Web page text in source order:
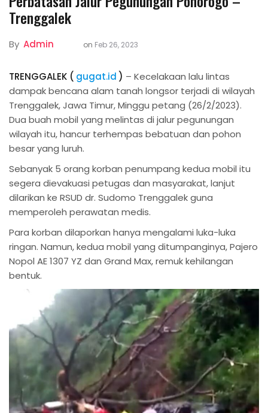
Trenggalek
By Admin on Feb 26, 2023
TRENGGALEK ( gugat.id ) – Kecelakaan lalu lintas
dampak bencana alam tanah longsor terjadi di wilayah
Trenggalek, Jawa Timur, Minggu petang (26/2/2023).
Dua buah mobil yang melintas di jalur pegunungan
wilayah itu, hancur terhempas bebatuan dan pohon
besar yang luruh.
Sebanyak 5 orang korban penumpang kedua mobil itu
segera dievakuasi petugas dan masyarakat, lanjut
dilarikan ke RSUD dr. Sudomo Trenggalek guna
memperoleh perawatan medis.
Para korban dilaporkan hanya mengalami luka-luka
ringan. Namun, kedua mobil yang ditumpanginya, Pajero
Nopol AE 1307 YZ dan Grand Max, remuk kehilangan
bentuk.